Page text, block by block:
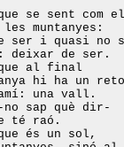
se sent com
muntanyes:
ser i quasi no
deixar de ser.
al final
hi ha un
una vall.
sap què dir-
té raó.
és un sol,